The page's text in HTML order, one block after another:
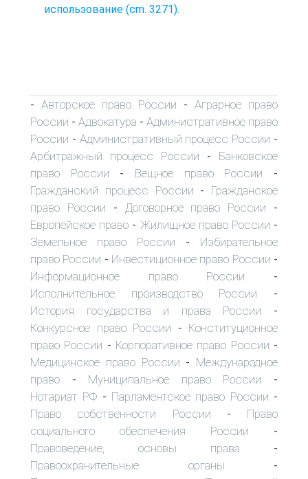
использование (cm. 3271).
- Авторское право России - Аграрное право
России - Адвокатура - Административное право
России - Административный процесс России -
Арбитражный процесс России - Банковское
право России - Вещное право России -
Гражданский процесс России - Гражданское
право России - Договорное право России -
Европейское право - Жилищное право России -
Земельное право России - Избирательное
право России - Инвестиционное право России -
Информационное право России -
Исполнительное производство России -
История государства и права России -
Конкурсное право России - Конституционное
право России - Корпоративное право России -
Медицинское право России - Международное
право - Муниципальное право России -
Нотариат РФ - Парламентское право России -
Право собственности России - Право
социального обеспечения России -
Правоведение, основы права -
Правоохранительные органы -